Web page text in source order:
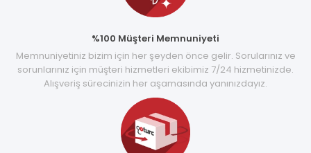
%100 Müşteri Memnuniyeti
Memnuniyetiniz bizim için her şeyden önce gelir. Sorularınız ve
sorunlarınız için müşteri hizmetleri ekibimiz 7/24 hizmetinizde.
Alışveriş sürecinizin her aşamasında yanınızdayız.